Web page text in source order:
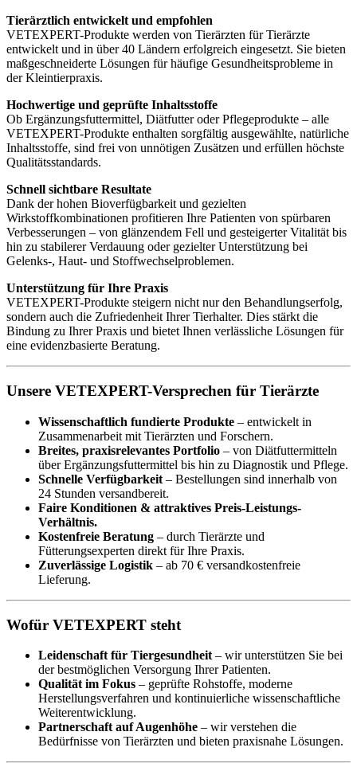
Tierärztlich entwickelt und empfohlen
VETEXPERT-Produkte werden von Tierärzten für Tierärzte
entwickelt und in über 40 Ländern erfolgreich eingesetzt. Sie bieten
maßgeschneiderte Lösungen für häufige Gesundheitsprobleme in
der Kleintierpraxis.
Hochwertige und geprüfte Inhaltsstoffe
Ob Ergänzungsfuttermittel, Diätfutter oder Pflegeprodukte – alle
VETEXPERT-Produkte enthalten sorgfältig ausgewählte, natürliche
Inhaltsstoffe, sind frei von unnötigen Zusätzen und erfüllen höchste
Qualitätsstandards.
Schnell sichtbare Resultate
Dank der hohen Bioverfügbarkeit und gezielten
Wirkstoffkombinationen profitieren Ihre Patienten von spürbaren
Verbesserungen – von glänzendem Fell und gesteigerter Vitalität bis
hin zu stabilerer Verdauung oder gezielter Unterstützung bei
Gelenks-, Haut- und Stoffwechselproblemen.
Unterstützung für Ihre Praxis
VETEXPERT-Produkte steigern nicht nur den Behandlungserfolg,
sondern auch die Zufriedenheit Ihrer Tierhalter. Dies stärkt die
Bindung zu Ihrer Praxis und bietet Ihnen verlässliche Lösungen für
eine evidenzbasierte Beratung.
Unsere VETEXPERT-Versprechen für Tierärzte
Wissenschaftlich fundierte Produkte – entwickelt in
Zusammenarbeit mit Tierärzten und Forschern.
Breites, praxisrelevantes Portfolio – von Diätfuttermitteln
über Ergänzungsfuttermittel bis hin zu Diagnostik und Pflege.
Schnelle Verfügbarkeit – Bestellungen sind innerhalb von
24 Stunden versandbereit.
Faire Konditionen & attraktives Preis-Leistungs-
Verhältnis.
Kostenfreie Beratung – durch Tierärzte und
Fütterungsexperten direkt für Ihre Praxis.
Zuverlässige Logistik – ab 70 € versandkostenfreie
Lieferung.
Wofür VETEXPERT steht
Leidenschaft für Tiergesundheit – wir unterstützen Sie bei
der bestmöglichen Versorgung Ihrer Patienten.
Qualität im Fokus – geprüfte Rohstoffe, moderne
Herstellungsverfahren und kontinuierliche wissenschaftliche
Weiterentwicklung.
Partnerschaft auf Augenhöhe – wir verstehen die
Bedürfnisse von Tierärzten und bieten praxisnahe Lösungen.